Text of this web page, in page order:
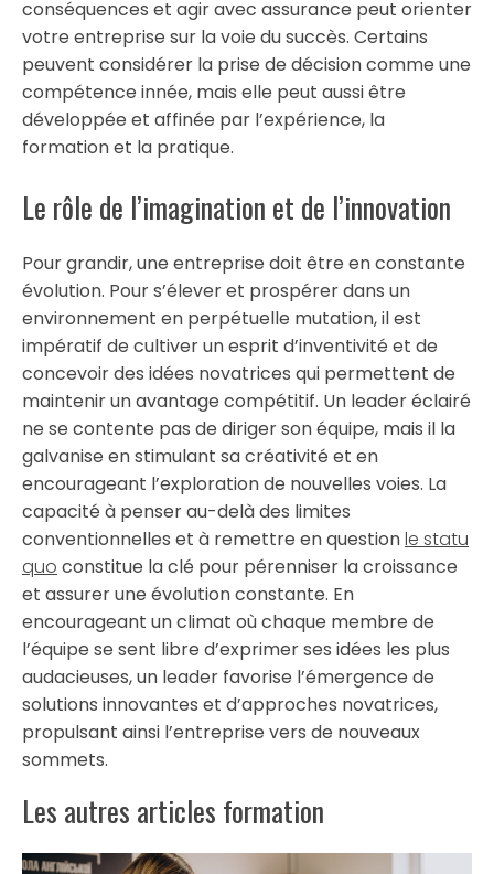
conséquences et agir avec assurance peut orienter
votre entreprise sur la voie du succès. Certains
peuvent considérer la prise de décision comme une
compétence innée, mais elle peut aussi être
développée et affinée par l’expérience, la
formation et la pratique.
Le rôle de l’imagination et de l’innovation
Pour grandir, une entreprise doit être en constante
évolution. Pour s’élever et prospérer dans un
environnement en perpétuelle mutation, il est
impératif de cultiver un esprit d’inventivité et de
concevoir des idées novatrices qui permettent de
maintenir un avantage compétitif. Un leader éclairé
ne se contente pas de diriger son équipe, mais il la
galvanise en stimulant sa créativité et en
encourageant l’exploration de nouvelles voies. La
capacité à penser au-delà des limites
conventionnelles et à remettre en questionle statu
quo constitue la clé pour pérenniser la croissance
et assurer une évolution constante. En
encourageant un climat où chaque membre de
l’équipe se sent libre d’exprimer ses idées les plus
audacieuses, un leader favorise l’émergence de
solutions innovantes et d’approches novatrices,
propulsant ainsi l’entreprise vers de nouveaux
sommets.
Les autres articles formation